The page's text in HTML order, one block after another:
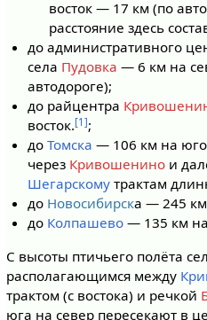
восток — 17 км (по
расстояние здесь
до административного
села Пудовка — 6 км на
автодороге);
до райцентра
восток.[1];
доТомска — 106 км на
через Кривошенино и
Шегарскому трактам
до Новосибирска — 245
до Колпашево — 135 км
С высоты птичьего полёта
располагающимся между
трактом (с востока) и речкой
юга на север пересекают в